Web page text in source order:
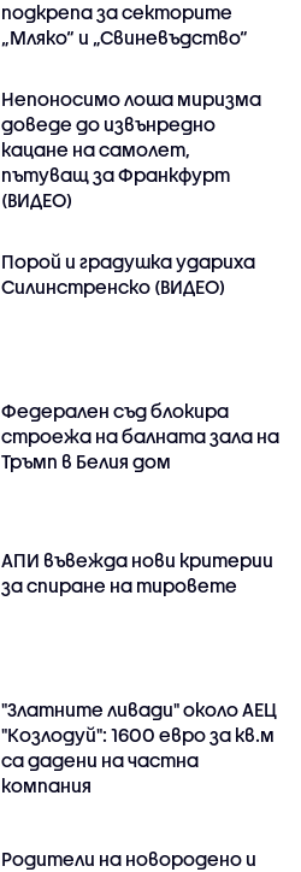
подкрепа за секторите
„Мляко“ и „Свиневъдство“
Непоносимо лоша миризма
доведе до извънредно
кацане на самолет,
пътуващ за Франкфурт
(ВИДЕО)
Порой и градушка удариха
Силинстренско (ВИДЕО)
Федерален съд блокира
строежа на балната зала на
Тръмп в Белия дом
АПИ въвежда нови критерии
за спиране на тировете
"Златните ливади" около АЕЦ
"Козлодуй": 1600 евро за кв.м
са дадени на частна
компания
Родители на новородено и